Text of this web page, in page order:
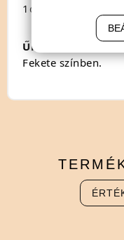
1db 20cm-es
Űrtartalom: 2,7dl.
Fekete színben.